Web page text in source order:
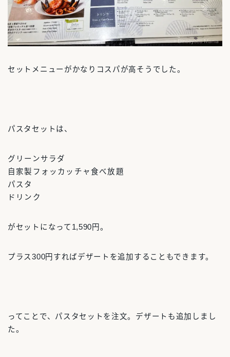
セットメニューがかなりコスパが高そうでした。
パスタセットは、
グリーンサラダ
自家製フォッカッチャ食べ放題
パスタ
ドリンク
がセットになって1,590円。
プラス300円すればデザートを追加することもできます。
ってことで、パスタセットを注文。デザートも追加しまし
た。